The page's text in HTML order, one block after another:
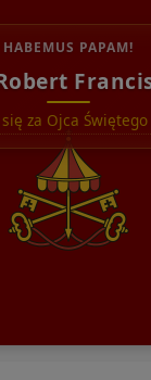
HABEMUS PAPAM!
za Ojca Świętego